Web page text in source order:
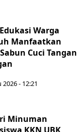
Warga
Manfaatkan
Cuci Tangan
- 12:21
Minuman